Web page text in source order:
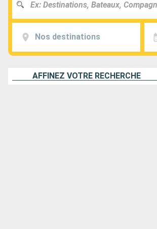
Nos destinations
AFFINEZ VOTRE RECHERCHE